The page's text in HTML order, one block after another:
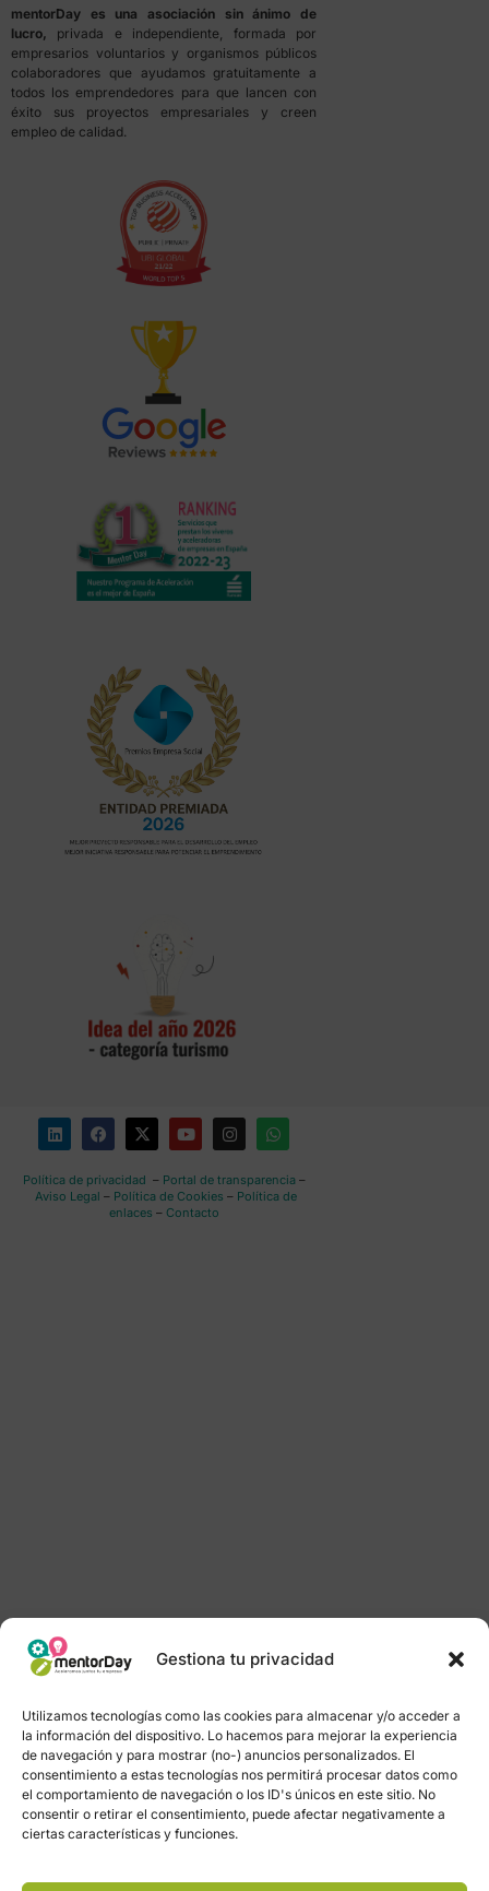
Gestiona tu privacidad
Utilizamos tecnologías como las cookies para almacenar y/o acceder a
la información del dispositivo. Lo hacemos para mejorar la experiencia
de navegación y para mostrar (no-) anuncios personalizados. El
consentimiento a estas tecnologías nos permitirá procesar datos como
el comportamiento de navegación o los ID's únicos en este sitio. No
consentir o retirar el consentimiento, puede afectar negativamente a
ciertas características y funciones.
mentorDay es una asociación sin ánimo de
lucro, privada e independiente, formada por
empresarios voluntarios y organismos públicos
colaboradores que ayudamos gratuitamente a
todos los emprendedores para que lancen con
éxito sus proyectos empresariales y creen
empleo de calidad.
Política de privacidad – Portal de transparencia–
Aviso Legal – Política de Cookies – Política de
enlaces – Contacto